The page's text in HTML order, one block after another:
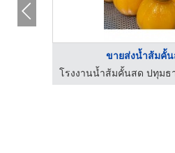
ขายส่งน้ำส้มคั้